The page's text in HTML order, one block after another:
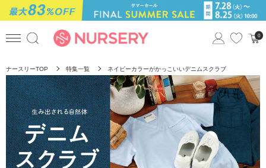
0
ナースリーTOP 特集一覧 ネイビーカラーがかっこいいデニムスクラブ